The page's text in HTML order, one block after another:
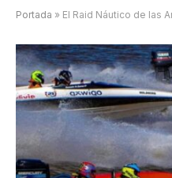
Portada » El Raid Náutico de las Américas: